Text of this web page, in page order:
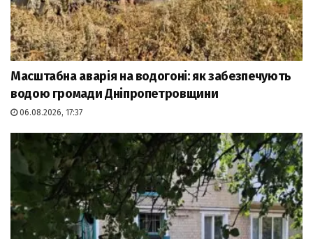
Масштабна аварія на водогоні: як забезпечують
водою громади Дніпропетровщини
06.08.2026, 17:37